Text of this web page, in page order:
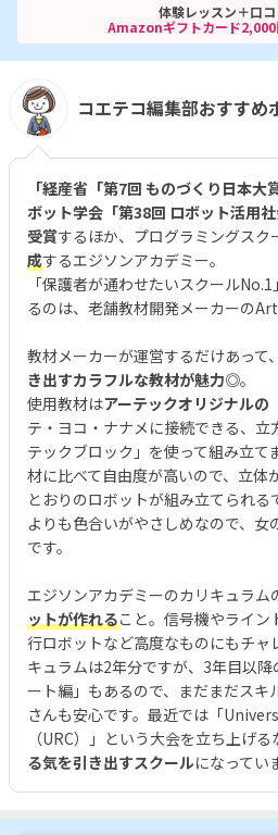
体験レッスン＋口
Amazonギフトカード2,000
コエテコ編集部おすすめ
「経産省「第7回 ものづくり日本
ボット学会「第38回 ロボット活用
受賞するほか、プログラミングスク
成するエジソンアカデミー。
「保護者が通わせたいスクール
るのは、老舗教材開発メーカーの
教材メーカーが運営するだけあって、
き出すカラフルな教材が魅力◎。
使用教材はアーテックオリジナルの
テ・ヨコ・ナナメに接続できる、立
テックブロック」を使って組み立て
材に比べて自由度が高いので、立体
とおりのロボットが組み立てられる
よりも色合いがやさしめなので、女
です。
エジソンアカデミーのカリキュラム
ットが作れること。信号機やライ
行ロボットなど高度なものにもチャ
キュラムは2年分ですが、3年目以
ート編」もあるので、まだまだスキ
さんも安心です。最近では「
（URC）」という大会を立ち上げ
る気を引き出すスクールになってい